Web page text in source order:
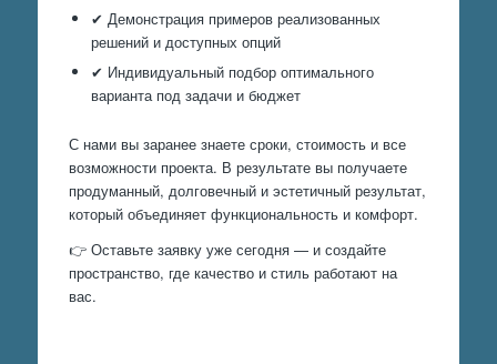
✔ Демонстрация примеров реализованных
решений и доступных опций
✔ Индивидуальный подбор оптимального
варианта под задачи и бюджет
С нами вы заранее знаете сроки, стоимость и все
возможности проекта. В результате вы получаете
продуманный, долговечный и эстетичный результат,
который объединяет функциональность и комфорт.
👉 Оставьте заявку уже сегодня — и создайте
пространство, где качество и стиль работают на
вас.